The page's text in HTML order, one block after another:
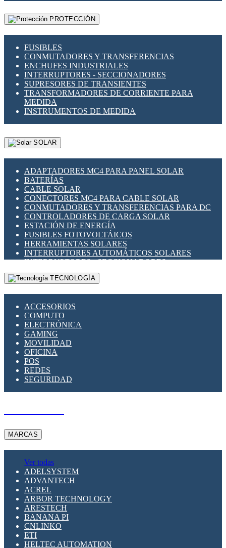
PROTECCIÓN
FUSIBLES
CONMUTADORES Y TRANSFERENCIAS
ENCHUFES INDUSTRIALES
INTERRUPTORES - SECCIONADORES
SUPRESORES DE TRANSIENTES
TRANSFORMADORES DE CORRIENTE PARA
MEDIDA
INSTRUMENTOS DE MEDIDA
SOLAR
ADAPTADORES MC4 PARA PANEL SOLAR
BATERÍAS
CABLE SOLAR
CONECTORES MC4 PARA CABLE SOLAR
CONMUTADORES Y TRANSFERENCIAS PARA DC
CONTROLADORES DE CARGA SOLAR
ESTACIÓN DE ENERGÍA
FUSIBLES FOTOVOLTÁICOS
HERRAMIENTAS SOLARES
INTERRUPTORES AUTOMÁTICOS SOLARES
INTERRUPTORES - SECCIONADORES
FOTOVOLTÁICOS
MONTAJE PANEL SOLAR
SUPRESOR DE TRANSIENTES SPDS PARA
APLICACIONES FOTOVOLTAICAS
TECNOLOGÍA
ACCESORIOS
COMPUTO
ELECTRÓNICA
GAMING
MOVILIDAD
OFICINA
POS
REDES
SEGURIDAD
MARCAS
Ver todas
ADELSYSTEM
ADVANTECH
ACREL
ARBOR TECHNOLOGY
ARESTECH
BANANA PI
CNLINKO
ETI
HELTEC AUTOMATION